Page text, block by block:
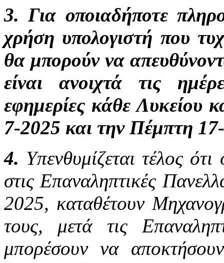
3. Για οποιαδήποτε
χρήση υπολογιστή που
θα μπορούν να
είναι ανοιχτά τις
εφημερίες κάθε Λυκείου
7-2025 και την Πέμπτη
4. Υπενθυμίζεται τέλος
στις Επαναληπτικές
2025, καταθέτουν
τους, μετά τις
μπορέσουν να